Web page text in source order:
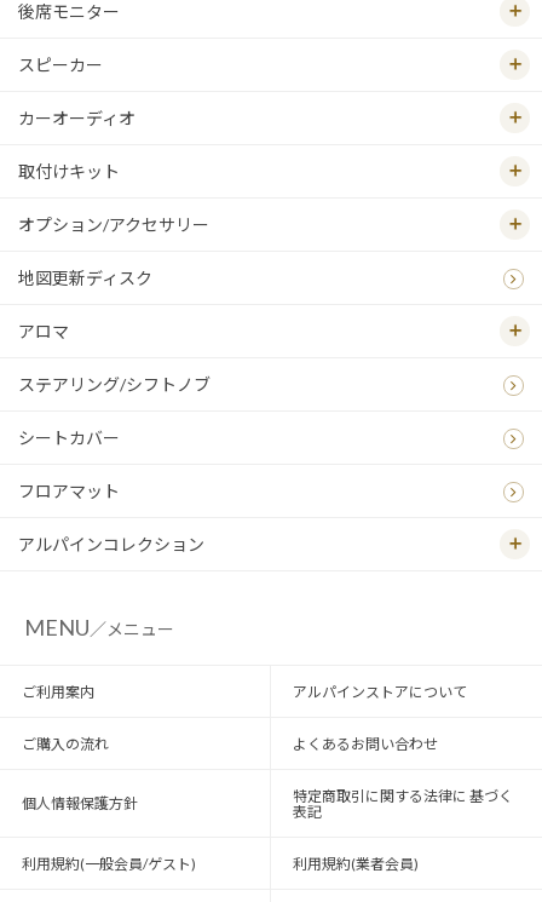
後席モニター
スピーカー
カーオーディオ
取付けキット
オプション/アクセサリー
地図更新ディスク
アロマ
ステアリング/シフトノブ
シートカバー
フロアマット
アルパインコレクション
MENU／メニュー
ご利用案内 アルパインストアについて
ご購入の流れ よくあるお問い合わせ
個人情報保護方針
特定商取引に関する法律に 基づく
表記
利用規約(一般会員/ゲスト) 利用規約(業者会員)